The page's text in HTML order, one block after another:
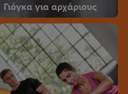
Γιόγκα για αρχάριους